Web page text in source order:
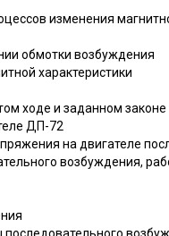
изменения
обмотки возбуждения
характеристики
ходе и заданном законе
ДП-72
на двигателе
возбуждения,